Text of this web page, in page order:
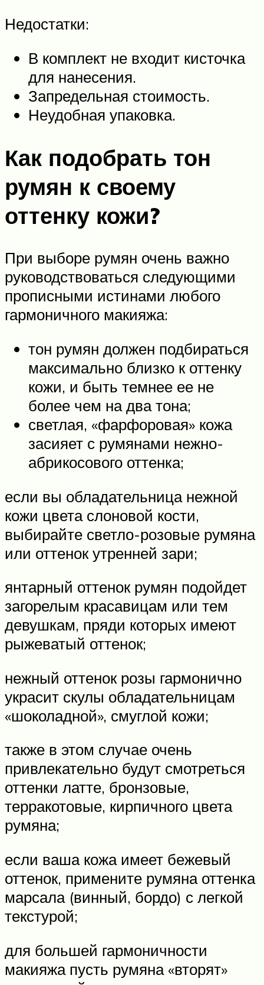
Недостатки:
В комплект не входит кисточка
для нанесения.
Запредельная стоимость.
Неудобная упаковка.
Как подобрать тон
румян к своему
оттенку кожи?
При выборе румян очень важно
руководствоваться следующими
прописными истинами любого
гармоничного макияжа:
тон румян должен подбираться
максимально близко к оттенку
кожи, и быть темнее ее не
более чем на два тона;
светлая, «фарфоровая» кожа
засияет с румянами нежно-
абрикосового оттенка;
если вы обладательница нежной
кожи цвета слоновой кости,
выбирайте светло-розовые румяна
или оттенок утренней зари;
янтарный оттенок румян подойдет
загорелым красавицам или тем
девушкам, пряди которых имеют
рыжеватый оттенок;
нежный оттенок розы гармонично
украсит скулы обладательницам
«шоколадной», смуглой кожи;
также в этом случае очень
привлекательно будут смотреться
оттенки латте, бронзовые,
терракотовые, кирпичного цвета
румяна;
если ваша кожа имеет бежевый
оттенок, примените румяна оттенка
марсала (винный, бордо) с легкой
текстурой;
для большей гармоничности
макияжа пусть румяна «вторят»